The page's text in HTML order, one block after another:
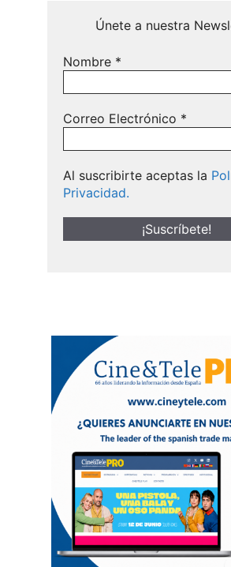
Únete a nuestra
Nombre *
Correo Electrónico *
Al suscribirte aceptas la
Privacidad.